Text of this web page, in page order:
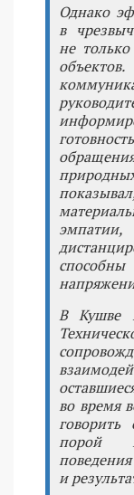
Однако
в
не только
В Кушве
во время
порой
и